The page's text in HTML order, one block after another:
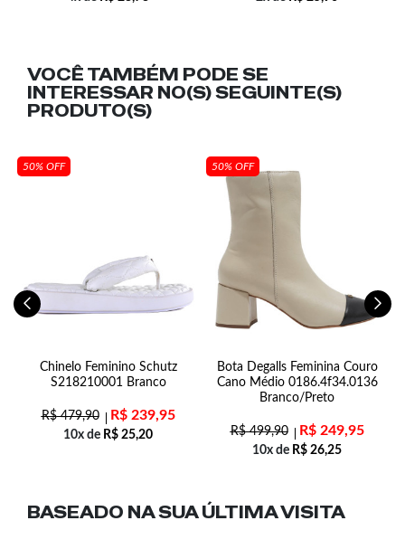
VOCÊ TAMBÉM PODE SE
INTERESSAR NO(S) SEGUINTE(S)
PRODUTO(S)
50% OFF
Chinelo Feminino Schutz
S218210001 Branco
R$479,90 R$239,95
10x de R$ 25,20
50% OFF
Bota Degalls Feminina Couro
Cano Médio 0186.4f34.0136
Branco/Preto
R$499,90 R$249,95
10x de R$ 26,25
BASEADO NA SUAÚLTIMA VISITA